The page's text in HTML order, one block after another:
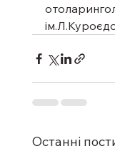
Останні